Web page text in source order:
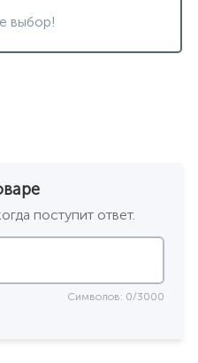
выбор!
поступит ответ.
Символов: 0/3000